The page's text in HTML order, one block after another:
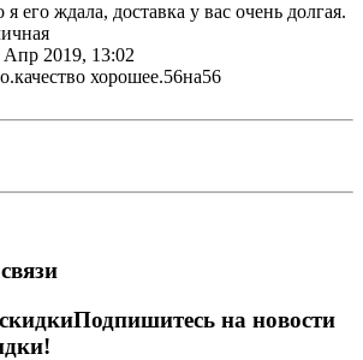
его ждала, доставка у вас очень долгая.
Апр 2019, 13:02
хорошее.56на56
Подпишитесь на новости